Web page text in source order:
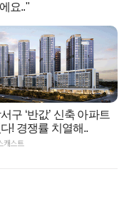
요.."
구 ‘반값’ 신축 아파트
! 경쟁률 치열해..
캐스트